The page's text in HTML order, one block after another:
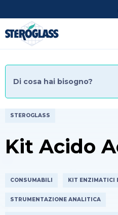
al
contenuto
principale
STEROGLASS
Kit Acido
CONSUMABILI KIT ENZIMATICI
STRUMENTAZIONE ANALITICA